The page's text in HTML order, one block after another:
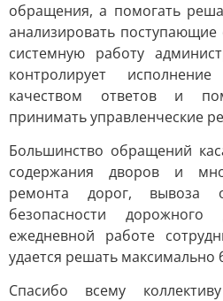
обращения, а помогать
анализировать поступающие
системную работу
контролирует
качеством ответов и
принимать управленческие
Большинство обращений
содержания дворов и
ремонта дорог, вывоза
безопасности дорожного
ежедневной работе
удается решать максимально
Спасибо всему